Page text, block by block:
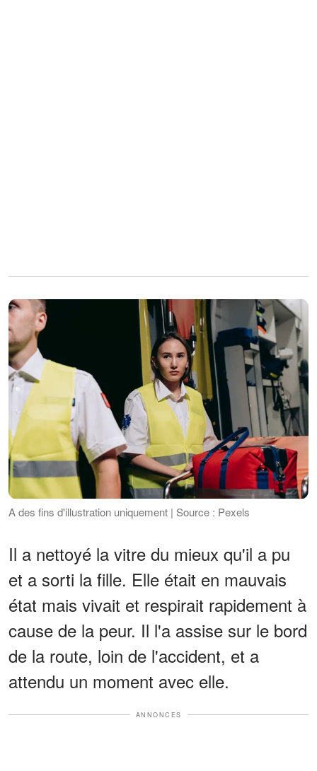
A des fins d'illustration uniquement | Source : Pexels
Il a nettoyé la vitre du mieux qu'il a pu
et a sorti la fille. Elle était en mauvais
état mais vivait et respirait rapidement à
cause de la peur. Il l'a assise sur le bord
de la route, loin de l'accident, et a
attendu un moment avec elle.
ANNONCES